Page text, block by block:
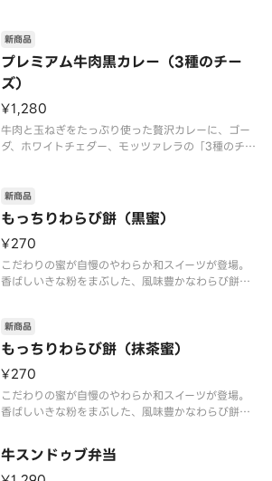
と、隠し味にチーズや北海道産生クリームを使うこ
とで深いコクとまろやかさにこだ
プレミアム牛肉黒カレー（3種のチー
ズ）
新商品
¥1,280
牛肉と玉ねぎをたっぷり使った贅沢カレーに、ゴー
ダ、ホワイトチェダー、モッツァレラの「3種のチー
いが特長です。ローストオニオンペーストと、隠し
味にチーズや北海道産生クリ
もっちりわらび餅（黒蜜）
新商品
¥270
こだわりの蜜が自慢のやわらか和スイーツが登場。
香ばしいきな粉をまぶした、風味豊かなわらび餅で
容器が異なる場合が御座います。
もっちりわらび餅（抹茶蜜）
新商品
¥270
こだわりの蜜が自慢のやわらか和スイーツが登場。
香ばしいきな粉をまぶした、風味豊かなわらび餅で
した“抹茶蜜”をかけてお楽しみください。※商品内
容、容器が異なる場合が御座います。
牛スンドゥブ弁当